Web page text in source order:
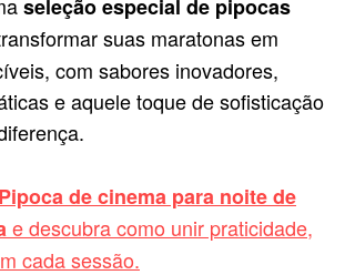
seleção especial de pipocas
suas maratonas em
com sabores inovadores,
e aquele toque de sofisticação
Pipoca de cinema para noite de
e descubra como unir praticidade,
cada sessão.